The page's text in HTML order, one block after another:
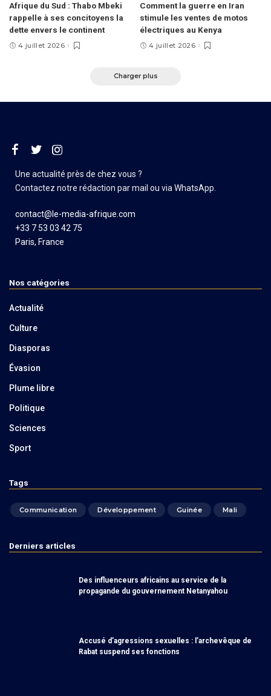
Afrique du Sud : Thabo Mbeki
rappelle à ses concitoyens la
dette envers le continent
4 juillet 2026
Comment la guerre en Iran
stimule les ventes de motos
électriques au Kenya
4 juillet 2026
Charger plus
Une actualité près de chez vous ?
Contactez notre rédaction par mail ou via WhatsApp.
contact@le-media-afrique.com
+33 7 53 03 42 75
Paris, France
Nos catégories
Actualité
Culture
Diasporas
Évasion
Plume libre
Politique
Sciences
Sport
Tags
Communication Développement Guinée Mali
Derniers articles
Des influenceurs africains au service de la
propagande du gouvernement Netanyahou
Accusé d’agressions sexuelles : l’archevêque de
Rabat suspend ses fonctions